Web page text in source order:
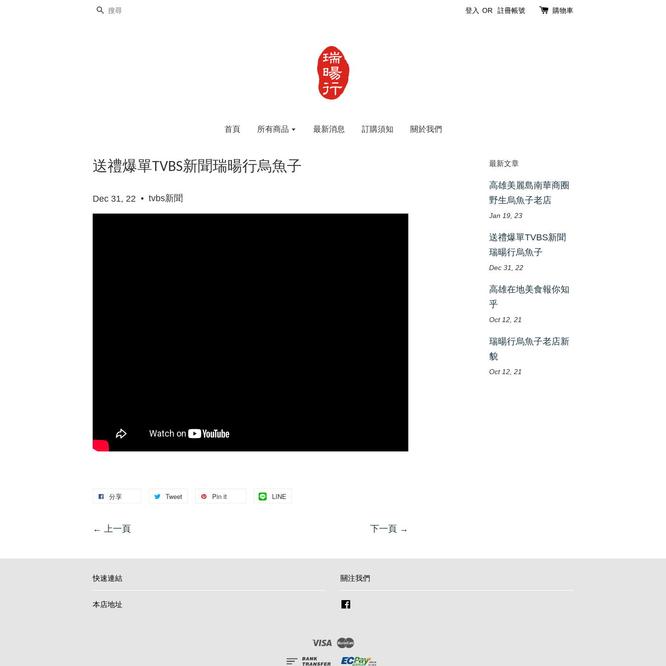
搜尋 登入 OR 註冊帳號 購物車
首頁 所有商品 最新消息 訂購須知 關於我們
送禮爆單TVBS新聞瑞暘行烏魚子
Dec 31, 22 • tvbs新聞
分享 Tweet Pin it LINE
← 上一頁 下一頁 →
最新文章
高雄美麗島南華商圈
野生烏魚子老店
Jan 19, 23
送禮爆單TVBS新聞
瑞暘行烏魚子
Dec 31, 22
高雄在地美食報你知
乎
Oct 12, 21
瑞暘行烏魚子老店新
貌
Oct 12, 21
快速連結
本店地址
關注我們
Visa